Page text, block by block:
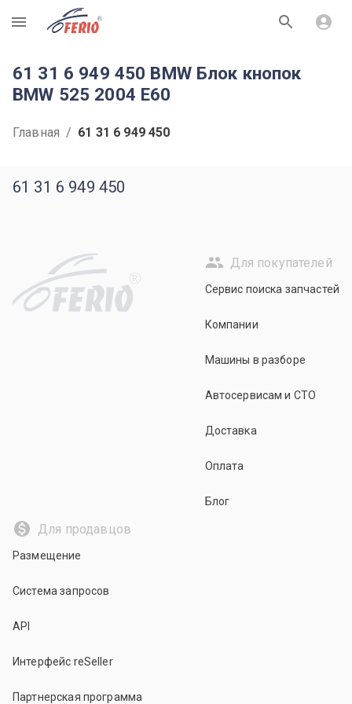
R
61 31 6 949 450 BMW Блок кнопок
BMW 525 2004 E60
Главная / 61 31 6 949 450
61 31 6 949 450
R
Для покупателей
Сервис поиска запчастей
Компании
Машины в разборе
Автосервисам и СТО
Доставка
Оплата
Блог
Для продавцов
Размещение
Система запросов
API
Интерфейс reSeller
Партнерская программа